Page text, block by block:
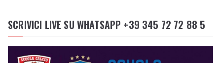
SCRIVICI LIVE SU WHATSAPP +39 345 72 72 88 5